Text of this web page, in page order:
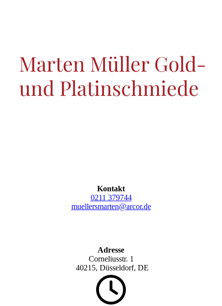
Kontakt
0211 379744
muellersmarten@arcor.de
Adresse
Corneliusstr. 1
40215, Düsseldorf, DE